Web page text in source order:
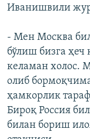
Иванишвили
- Мен Москва
бўлиш бизга
келаман холос.
олиб
ҳамкорлик
Бироқ Россия
билан бориш